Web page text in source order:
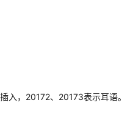
入，20172、20173表示耳语。